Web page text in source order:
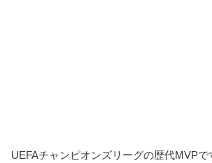
UEFAチャンピオンズリーグの歴代MVPで